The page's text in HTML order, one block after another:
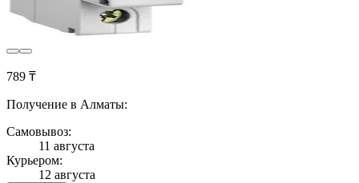
789 ₸
Получение в Алматы:
Самовывоз:
11 августа
Курьером:
12 августа